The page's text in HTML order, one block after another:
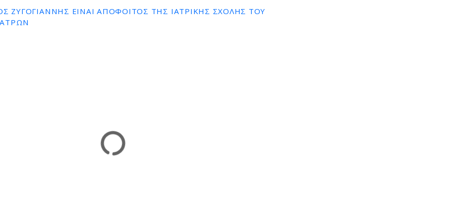
ΖΥΓΟΓΙΆΝΝΗΣ ΕΊΝΑΙ ΑΠΌΦΟΙΤΟΣ ΤΗΣ ΙΑΤΡΙΚΉΣ ΣΧΟΛΉΣ ΤΟΥ